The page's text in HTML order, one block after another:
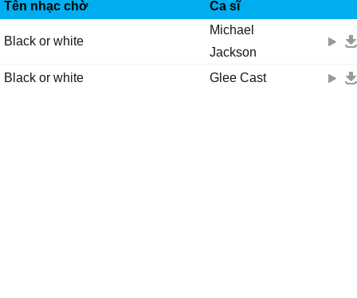
Tên nhạc chờ Ca sĩ
Black or white
Michael
Jackson
Black or white
Glee Cast